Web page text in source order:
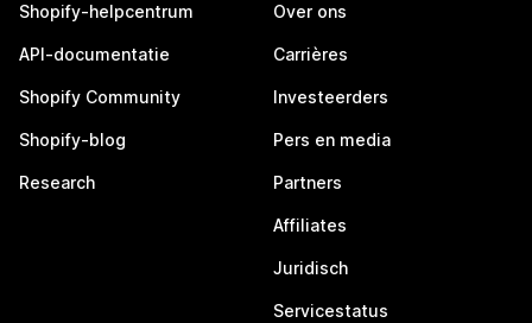
Shopify-helpcentrum
API-documentatie
Shopify Community
Shopify-blog
Research
Over ons
Carrières
Investeerders
Pers en media
Partners
Affiliates
Juridisch
Servicestatus